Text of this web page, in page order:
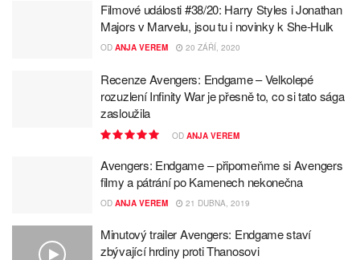
Filmové události #38/20: Harry Styles i Jonathan
Majors v Marvelu, jsou tu i novinky k She-Hulk
OD ANJA VEREM 20 ZÁŘÍ, 2020
Recenze Avengers: Endgame – Velkolepé
rozuzlení Infinity War je přesně to, co si tato sága
zasloužila
OD ANJA VEREM
Avengers: Endgame – připomeňme si Avengers
filmy a pátrání po Kamenech nekonečna
OD ANJA VEREM 21 DUBNA, 2019
Minutový trailer Avengers: Endgame staví
zbývající hrdiny proti Thanosovi